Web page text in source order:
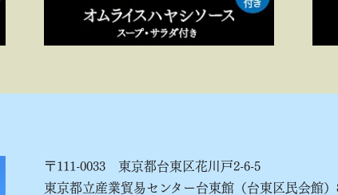
〒111-0033 東京都台東区花川戸2-6-5
東京都立産業貿易センター台東館（台東区民会館